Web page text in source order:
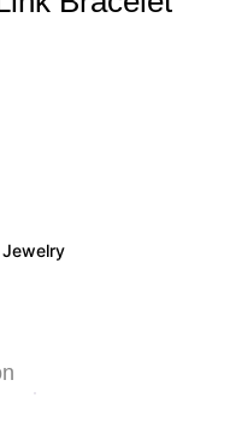
Jewelry